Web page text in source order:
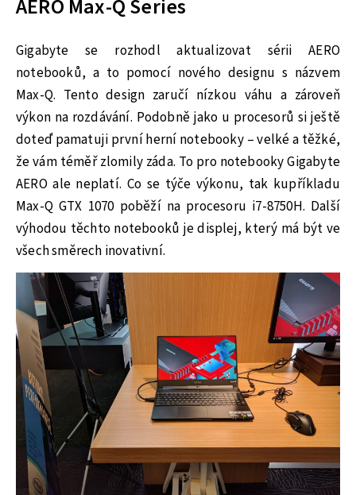
AERO Max-Q Series
Gigabyte se rozhodl aktualizovat sérii AERO
notebooků, a to pomocí nového designu s názvem
Max-Q. Tento design zaručí nízkou váhu a zároveň
výkon na rozdávání. Podobně jako u procesorů si ještě
doteď pamatuji první herní notebooky – velké a těžké,
že vám téměř zlomily záda. To pro notebooky Gigabyte
AERO ale neplatí. Co se týče výkonu, tak kupříkladu
Max-Q GTX 1070 poběží na procesoru i7-8750H. Další
výhodou těchto notebooků je displej, který má být ve
všech směrech inovativní.